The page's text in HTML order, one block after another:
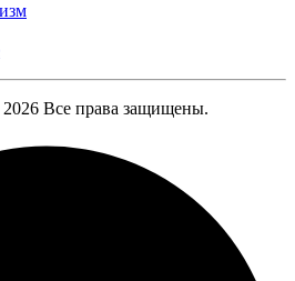
Все права защищены.